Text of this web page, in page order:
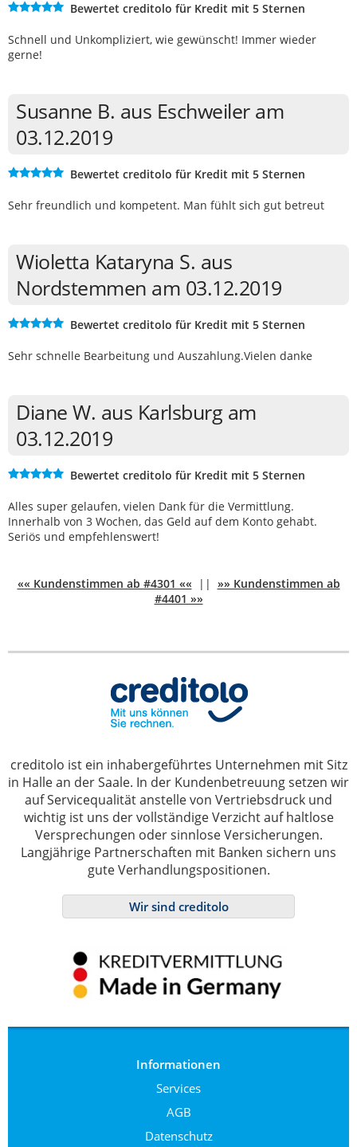
Bewertet creditolo für Kredit mit 5 Sternen
Schnell und Unkompliziert, wie gewünscht! Immer wieder
gerne!
Susanne B. aus Eschweiler am
03.12.2019
Bewertet creditolo für Kredit mit 5 Sternen
Sehr freundlich und kompetent. Man fühlt sich gut betreut
Wioletta Kataryna S. aus
Nordstemmen am 03.12.2019
Bewertet creditolo für Kredit mit 5 Sternen
Sehr schnelle Bearbeitung und Auszahlung.Vielen danke
Diane W. aus Karlsburg am
03.12.2019
Bewertet creditolo für Kredit mit 5 Sternen
Alles super gelaufen, vielen Dank für die Vermittlung.
Innerhalb von 3 Wochen, das Geld auf dem Konto gehabt.
Seriös und empfehlenswert!
«« Kundenstimmen ab #4301 «« || »» Kundenstimmen ab
#4401 »»
creditolo ist ein inhabergeführtes Unternehmen mit Sitz
in Halle an der Saale. In der Kundenbetreuung setzen wir
auf Servicequalität anstelle von Vertriebsdruck und
wichtig ist uns der vollständige Verzicht auf haltlose
Versprechungen oder sinnlose Versicherungen.
Langjährige Partnerschaften mit Banken sichern uns
gute Verhandlungspositionen.
Wir sind creditolo
Informationen
Services
AGB
Datenschutz